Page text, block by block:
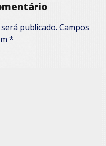
publicado. Campos
*